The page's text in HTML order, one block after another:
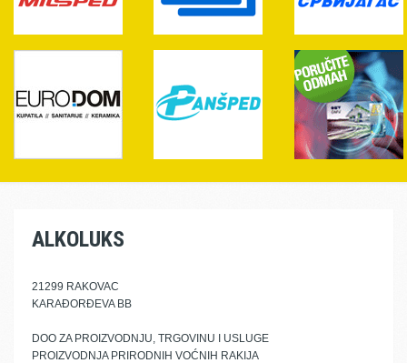
ALKOLUKS
21299 RAKOVAC
KARAĐORĐEVA BB
DOO ZA PROIZVODNJU, TRGOVINU I USLUGE
PROIZVODNJA PRIRODNIH VOĆNIH RAKIJA